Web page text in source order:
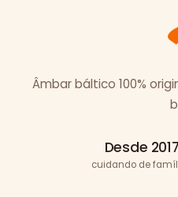
Âmbar báltico 100%
Desde 2017
cuidando de